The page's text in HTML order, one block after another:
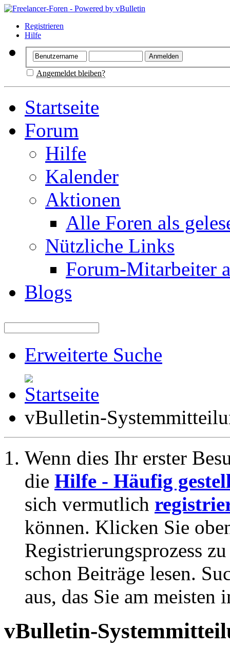
Registrieren
Hilfe
Angemeldet bleiben?
Startseite
Forum
Hilfe
Kalender
Aktionen
Alle Foren als
Nützliche Links
Forum-Mitarbeiter
Blogs
Erweiterte Suche
vBulletin-
Wenn dies Ihr erster
die Hilfe - Häufig
sich vermutlich
können. Klicken Sie
Registrierungsprozess
schon Beiträge lesen.
aus, das Sie am meisten
vBulletin-